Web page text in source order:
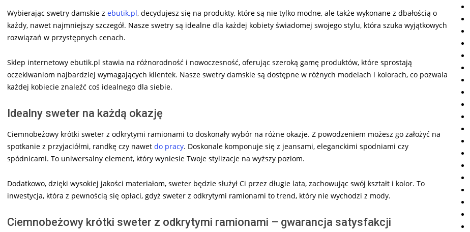
Wybierając swetry damskie z ebutik.pl, decydujesz się na produkty, które są nie tylko modne, ale także wykonane z dbałością o
każdy, nawet najmniejszy szczegół. Nasze swetry są idealne dla każdej kobiety świadomej swojego stylu, która szuka wyjątkowych
rozwiązań w przystępnych cenach.
Sklep internetowy ebutik.pl stawia na różnorodność i nowoczesność, oferując szeroką gamę produktów, które sprostają
oczekiwaniom najbardziej wymagających klientek. Nasze swetry damskie są dostępne w różnych modelach i kolorach, co pozwala
każdej kobiecie znaleźć coś idealnego dla siebie.
Idealny sweter na każdą okazję
Ciemnobeżowy krótki sweter z odkrytymi ramionami to doskonały wybór na różne okazje. Z powodzeniem możesz go założyć na
spotkanie z przyjaciółmi, randkę czy nawet do pracy. Doskonale komponuje się z jeansami, eleganckimi spodniami czy
spódnicami. To uniwersalny element, który wyniesie Twoje stylizacje na wyższy poziom.
Dodatkowo, dzięki wysokiej jakości materiałom, sweter będzie służył Ci przez długie lata, zachowując swój kształt i kolor. To
inwestycja, która z pewnością się opłaci, gdyż sweter z odkrytymi ramionami to trend, który nie wychodzi z mody.
Ciemnobeżowy krótki sweter z odkrytymi ramionami – gwarancja satysfakcji